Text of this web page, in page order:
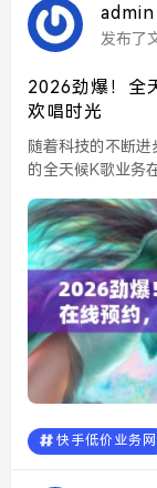
admin
发布了
2026劲爆！全
欢唱时光
随着科技的不断
的全天候K歌业务
快手低价业务网